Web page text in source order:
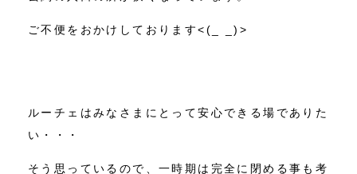
ご不便をおかけしております<(_ _)>
ルーチェはみなさまにとって安心できる場でありた
い・・・
そう思っているので、一時期は完全に閉める事も考